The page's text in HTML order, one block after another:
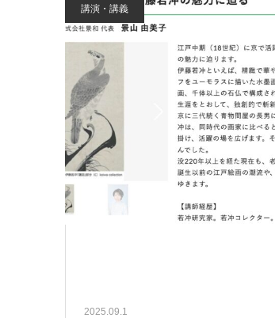
講演・講義
2025.09.1